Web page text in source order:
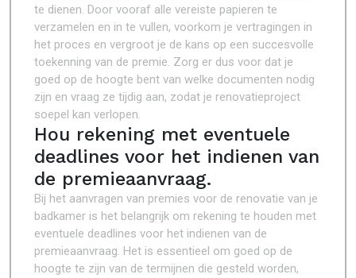
te dienen. Door vooraf alle vereiste papieren te
verzamelen en in te vullen, voorkom je vertragingen in
het proces en vergroot je de kans op een succesvolle
toekenning van de premie. Zorg er dus voor dat je
goed op de hoogte bent van welke documenten nodig
zijn en vraag ze tijdig aan, zodat je renovatieproject
soepel kan verlopen.
Hou rekening met eventuele
deadlines voor het indienen van
de premieaanvraag.
Bij het aanvragen van premies voor de renovatie van je
badkamer is het belangrijk om rekening te houden met
eventuele deadlines voor het indienen van de
premieaanvraag. Het is essentieel om goed op de
hoogte te zijn van de termijnen die gesteld worden,